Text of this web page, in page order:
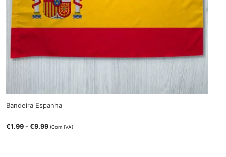
Bandeira Espanha
€1.99 -€9.99 (Com IVA)